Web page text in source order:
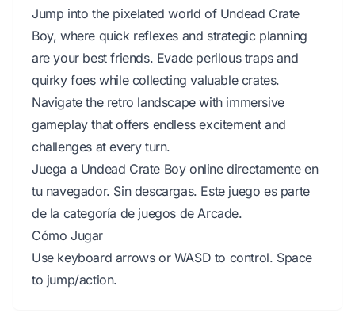
Jump into the pixelated world of Undead Crate
Boy, where quick reflexes and strategic planning
are your best friends. Evade perilous traps and
quirky foes while collecting valuable crates.
Navigate the retro landscape with immersive
gameplay that offers endless excitement and
challenges at every turn.
Juega a Undead Crate Boy online directamente en
tu navegador. Sin descargas. Este juego es parte
de la categoría de juegos de Arcade.
Cómo Jugar
Use keyboard arrows or WASD to control. Space
to jump/action.